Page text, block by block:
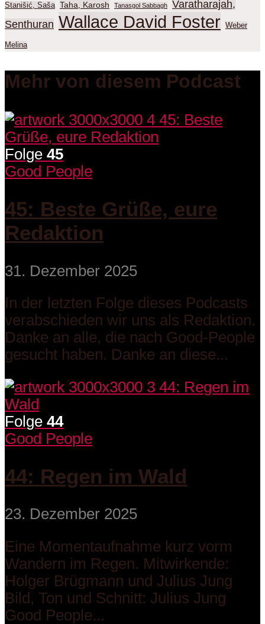
Stanišić, Saša Taha, Karosh Tanasgol Sabbagh
Varatharajah,
Senthuran Wallace David Foster Weber
Melina
Mehr von diesem Podcast
Folge 45
Good People
45: Beste Grüße, eure
Redaktion
31. Dezember 2025
In der letzten Folge dieses Podcasts
verabschieden wir uns als Redaktion.
Danke an alle, die nach Good-People
gesucht haben. Danke an diese...
Folge 44
Good People
44: Regen im Wald
23. Dezember 2025
Eine Momentaufnahme kurz vorm
Wandern im Regen. Mitwirkende:
Holger Brügmann und Julius Jung
Bild, Ton und Schnitt: Julius Jung
Good People...